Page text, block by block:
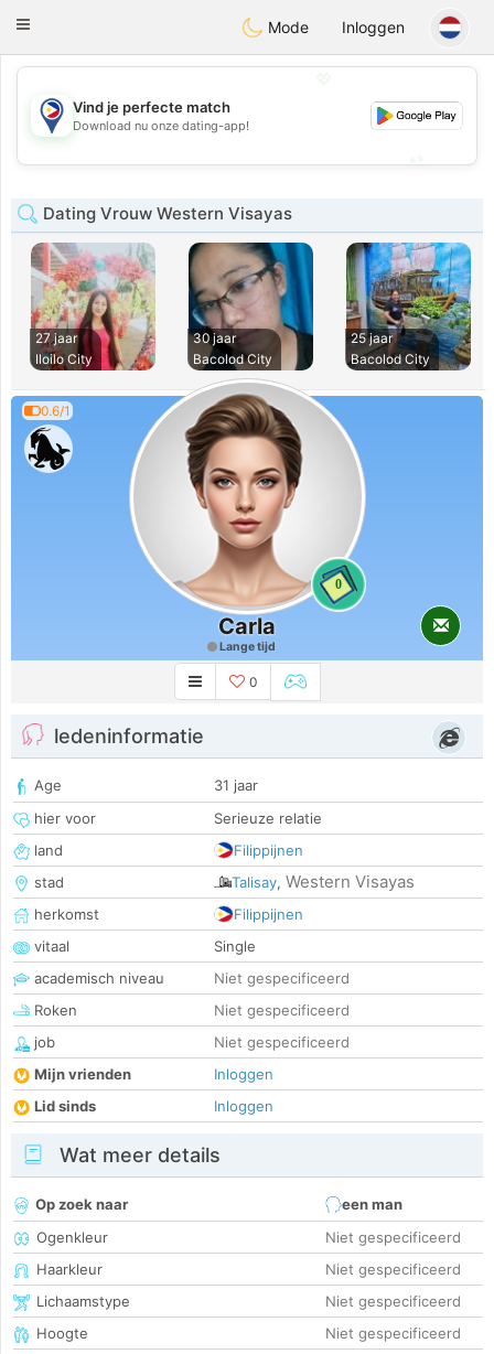
PhilippinesChat
Toggle
Mode Inloggen
💖
💕
Vind je perfecte match
Download nu onze dating-app!
Dating Vrouw Western Visayas
27 jaar
Iloilo City
30 jaar
Bacolod City
25 jaar
Bacolod City
0.6/1
0
Carla
Lange tijd
0
ledeninformatie
Age
31 jaar
hier voor
Serieuze relatie
land
Filippijnen
stad
Talisay, Western Visayas
herkomst
Filippijnen
vitaal
Single
academisch niveau
Niet gespecificeerd
Roken
Niet gespecificeerd
job
Niet gespecificeerd
Mijn vrienden
Inloggen
Lid sinds
Inloggen
Wat meer details
Op zoek naar
een man
Ogenkleur
Niet gespecificeerd
Haarkleur
Niet gespecificeerd
Lichaamstype
Niet gespecificeerd
Hoogte
Niet gespecificeerd